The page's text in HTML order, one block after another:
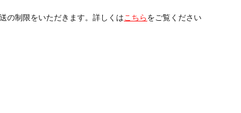
す。詳しくはこちらをご覧ください